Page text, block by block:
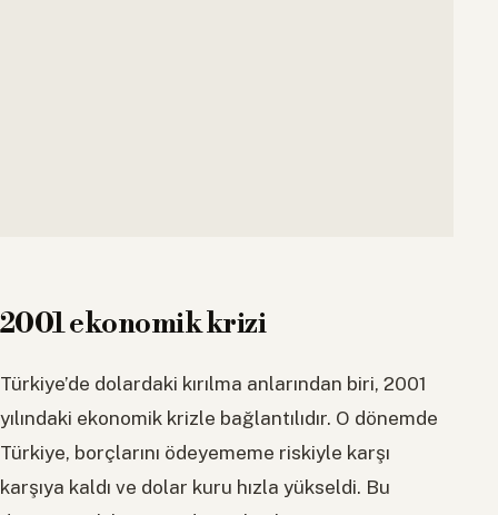
2001 ekonomik krizi
Türkiye’de dolardaki kırılma anlarından biri, 2001
yılındaki ekonomik krizle bağlantılıdır. O dönemde
Türkiye, borçlarını ödeyememe riskiyle karşı
karşıya kaldı ve dolar kuru hızla yükseldi. Bu